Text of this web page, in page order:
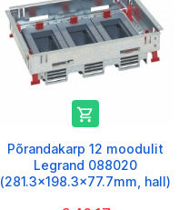

Põrandakarp 12 moodulit
Legrand 088020
(281.3x198.3x77.7mm, hall)